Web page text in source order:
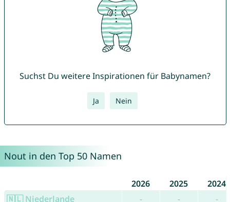
Suchst Du weitere Inspirationen für Babynamen?
Ja Nein
Nout in den Top 50 Namen
2026 2025
2024
🇳🇱 Niederlande
- - -